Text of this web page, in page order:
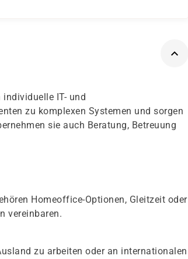
IT- und
zu komplexen Systemen und sorgen
sie auch Beratung, Betreuung
Homeoffice-Optionen, Gleitzeit oder
vereinbaren.
zu arbeiten oder an internationalen